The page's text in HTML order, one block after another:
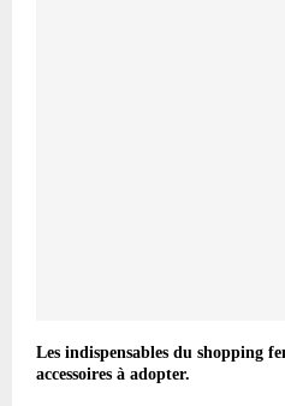
Les indispensables du shopping
accessoires à adopter.